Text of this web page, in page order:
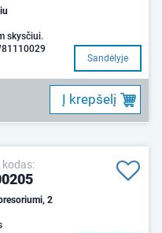
skysčiui.
Sandėlyje
Į krepšelį
kodas:
2